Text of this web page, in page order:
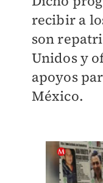
recibir a
son
Unidos y
apoyos
México.